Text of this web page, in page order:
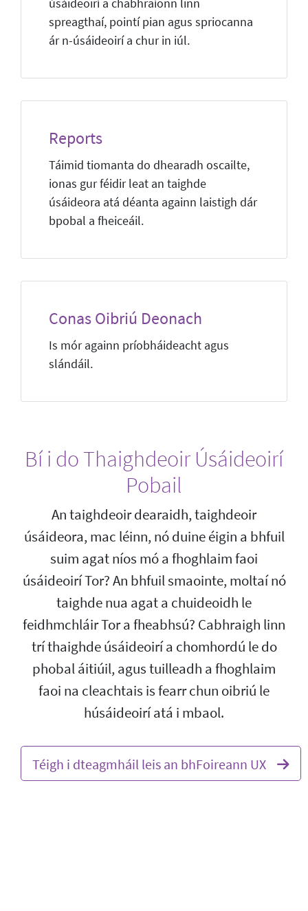
úsáideoirí a chabhraíonn linn
spreagthaí, pointí pian agus spriocanna
ár n-úsáideoirí a chur in iúl.
Reports
Táimid tiomanta do dhearadh oscailte,
ionas gur féidir leat an taighde
úsáideora atá déanta againn laistigh dár
bpobal a fheiceáil.
Conas Oibriú Deonach
Is mór againn príobháideacht agus
slándáil.
Bí i do Thaighdeoir Úsáideoirí
Pobail
An taighdeoir dearaidh, taighdeoir
úsáideora, mac léinn, nó duine éigin a bhfuil
suim agat níos mó a fhoghlaim faoi
úsáideoirí Tor? An bhfuil smaointe, moltaí nó
taighde nua agat a chuideoidh le
feidhmchláir Tor a fheabhsú? Cabhraigh linn
trí thaighde úsáideoirí a chomhordú le do
phobal áitiúil, agus tuilleadh a fhoghlaim
faoi na cleachtais is fearr chun oibriú le
húsáideoirí atá i mbaol.
Téigh i dteagmháil leis an bhFoireann UX